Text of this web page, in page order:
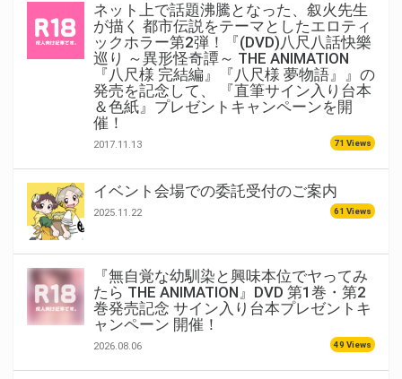
ネット上で話題沸騰となった、叙火先生
が描く 都市伝説をテーマとしたエロティ
ックホラー第2弾！『(DVD)八尺八話快樂
巡り ～異形怪奇譚～ THE ANIMATION
『八尺様 完結編』『八尺様 夢物語』』の
発売を記念して、 『直筆サイン入り台本
＆色紙』プレゼントキャンペーンを開
催！
2017.11.13 71 Views
イベント会場での委託受付のご案内
2025.11.22 61 Views
『無自覚な幼馴染と興味本位でヤってみ
たら THE ANIMATION』DVD 第1巻・第2
巻発売記念 サイン入り台本プレゼントキ
ャンペーン 開催！
2026.08.06 49 Views